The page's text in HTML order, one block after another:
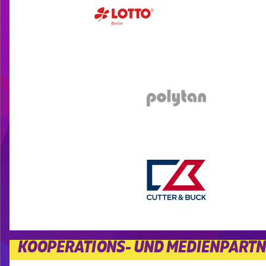
KOOPERATIONS- UND